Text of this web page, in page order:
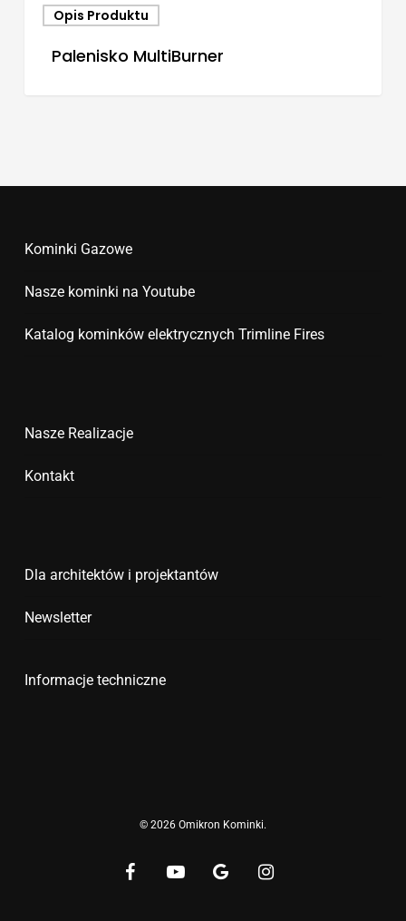
Opis Produktu
Palenisko MultiBurner
Kominki Gazowe
Nasze kominki na Youtube
Katalog kominków elektrycznych Trimline Fires
Nasze Realizacje
Kontakt
Dla architektów i projektantów
Newsletter
Informacje techniczne
© 2026 Omikron Kominki.
facebookyoutube google- instagram